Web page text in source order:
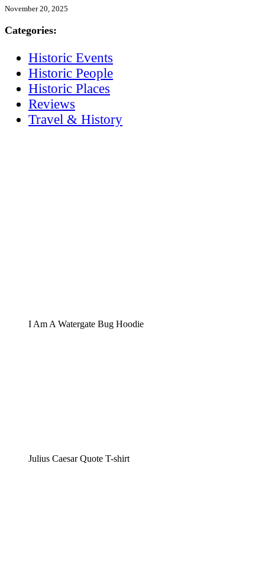
November 20, 2025
Categories:
Historic Events
Historic People
Historic Places
Reviews
Travel & History
I Am A Watergate Bug Hoodie
Julius Caesar Quote T-shirt